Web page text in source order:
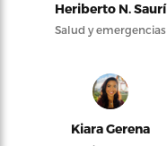
Heriberto N. Saurí
Salud y emergencias
Kiara Gerena